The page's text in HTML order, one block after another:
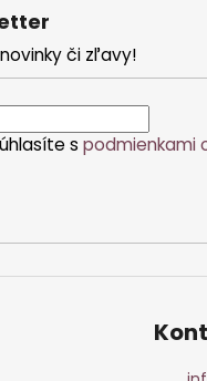
či zľavy!
s podmienkami